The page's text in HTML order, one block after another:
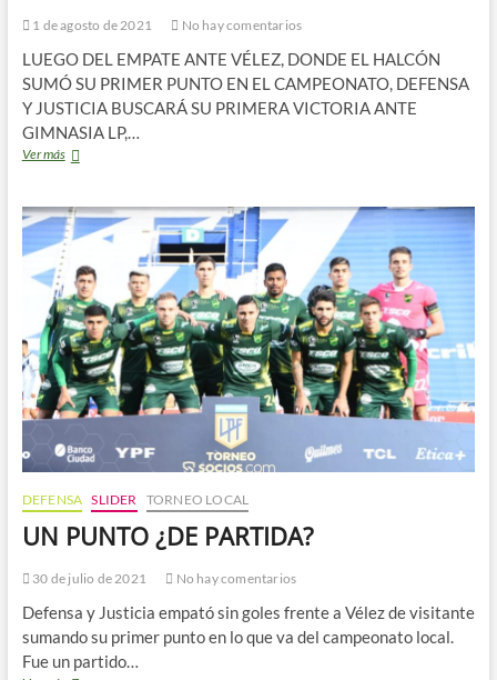
1 de agosto de 2021 No hay comentarios
LUEGO DEL EMPATE ANTE VÉLEZ, DONDE EL HALCÓN
SUMÓ SU PRIMER PUNTO EN EL CAMPEONATO, DEFENSA
Y JUSTICIA BUSCARÁ SU PRIMERA VICTORIA ANTE
GIMNASIA LP,…
Ver másPrevia:
Gimnasia
LP
DEFENSA SLIDER TORNEO LOCAL
UN PUNTO ¿DE PARTIDA?
30 de julio de 2021 No hay comentarios
Defensa y Justicia empató sin goles frente a Vélez de visitante
sumando su primer punto en lo que va del campeonato local.
Fue un partido…